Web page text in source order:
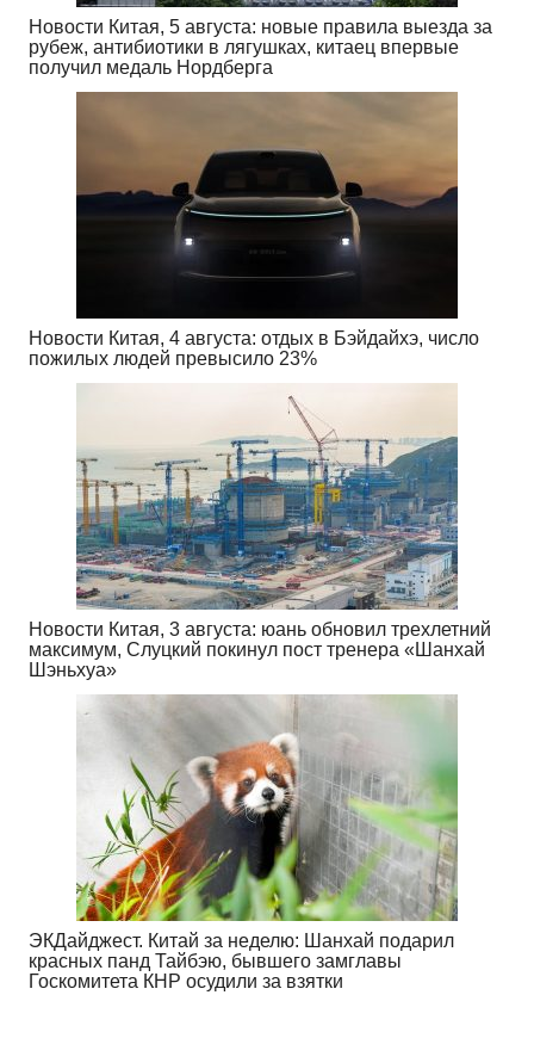
Новости Китая, 5 августа: новые правила выезда за
рубеж, антибиотики в лягушках, китаец впервые
получил медаль Нордберга
Новости Китая, 4 августа: отдых в Бэйдайхэ, число
пожилых людей превысило 23%
Новости Китая, 3 августа: юань обновил трехлетний
максимум, Слуцкий покинул пост тренера «Шанхай
Шэньхуа»
ЭКДайджест. Китай за неделю: Шанхай подарил
красных панд Тайбэю, бывшего замглавы
Госкомитета КНР осудили за взятки